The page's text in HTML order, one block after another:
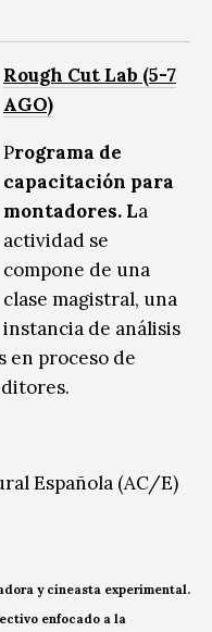
Rough Cut Lab (5-7
AGO)
Programa de
capacitación para
montadores. La
actividad se
compone de una
clase magistral, una
instancia de análisis
en proceso de
Española (AC/E)
y cineasta experimental.
enfocado a la